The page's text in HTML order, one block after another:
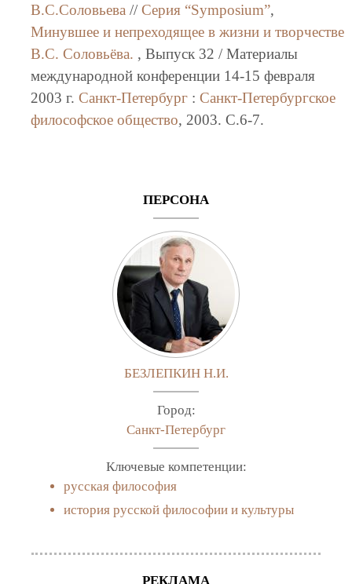
В.С.Соловьева // Серия “Symposium”,
Минувшее и непреходящее в жизни и творчестве
В.С. Соловьёва. , Выпуск 32 / Материалы
международной конференции 14-15 февраля
2003 г. Санкт-Петербург: Санкт-Петербургское
философское общество, 2003. C.6-7.
ПЕРСОНА
БЕЗЛЕПКИН Н.И.
Город:
Санкт-Петербург
Ключевые компетенции:
русская философия
история русской философии и культуры
РЕКЛАМА